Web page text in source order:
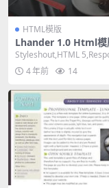
HTML模版
Lhander 1.0 Html模
Styleshout,HTML
Columns,...
4 年前 14